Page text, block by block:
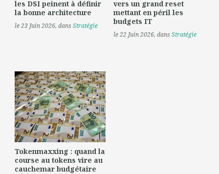
les DSI peinent à définir
la bonne architecture
le 23 Juin 2026, dansStratégie
vers un grand reset
mettant en péril les
budgets IT
le 22 Juin 2026, dansStratégie
Tokenmaxxing : quand la
course au tokens vire au
cauchemar budgétaire